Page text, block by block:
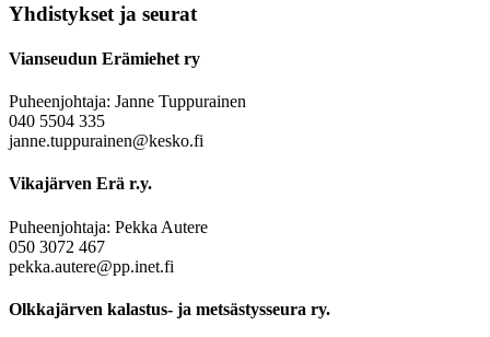
Yhdistykset ja seurat
Vianseudun Erämiehet ry
Puheenjohtaja: Janne Tuppurainen
040 5504 335
janne.tuppurainen@kesko.fi
Vikajärven Erä r.y.
Puheenjohtaja: Pekka Autere
050 3072 467
pekka.autere@pp.inet.fi
Olkkajärven kalastus- ja metsästysseura ry.